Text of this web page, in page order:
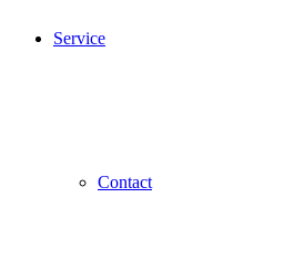
Service
Contact